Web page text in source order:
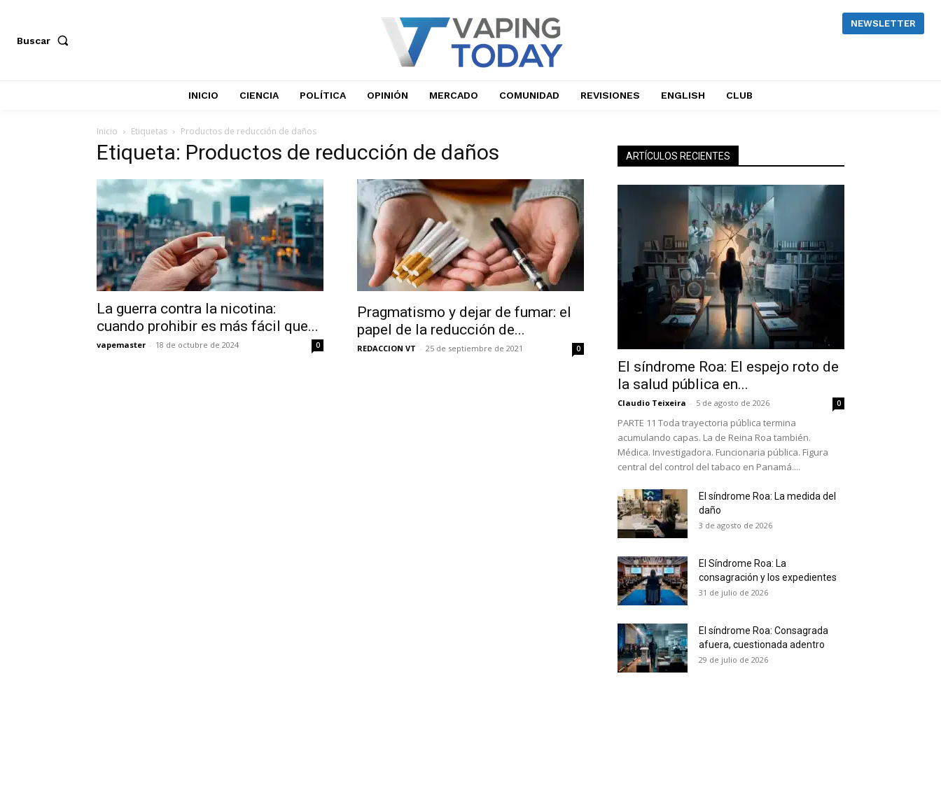
No te pierdas de las últimas
Suscríbete a nuestro boletín diario y recibe todas las
noticias del vapeo y la reducción de daños en tu correo
Subscribe to our daily clipping and receive all the news
of vaping and tobacco harm reduction in your email.
Buscar
NEWSLETTER
INICIO CIENCIA POLÍTICA OPINIÓN MERCADO COMUNIDAD REVISIONES ENGLISH CLUB
Inicio Etiquetas Productos de reducción de daños
Etiqueta: Productos de reducción de daños
La guerra contra la nicotina:
cuando prohibir es más fácil que...
vapemaster - 18 de octubre de 2024 0
Pragmatismo y dejar de fumar: el
papel de la reducción de...
REDACCION VT - 25 de septiembre de 2021 0
ARTÍCULOS RECIENTES
El síndrome Roa: El espejo roto de
la salud pública en...
Claudio Teixeira - 5 de agosto de 2026 0
PARTE 11 Toda trayectoria pública termina
acumulando capas. La de Reina Roa también.
Médica. Investigadora. Funcionaria pública. Figura
central del control del tabaco en Panamá....
El síndrome Roa: La medida del
daño
3 de agosto de 2026
El Síndrome Roa: La
consagración y los expedientes
31 de julio de 2026
El síndrome Roa: Consagrada
afuera, cuestionada adentro
29 de julio de 2026